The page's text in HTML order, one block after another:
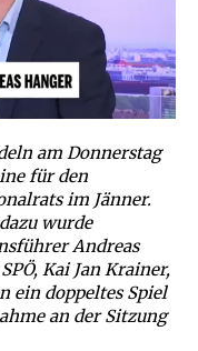
am Donnerstag
für den
im Jänner.
wurde
Andreas
Kai Jan Krainer,
ein doppeltes Spiel
an der Sitzung